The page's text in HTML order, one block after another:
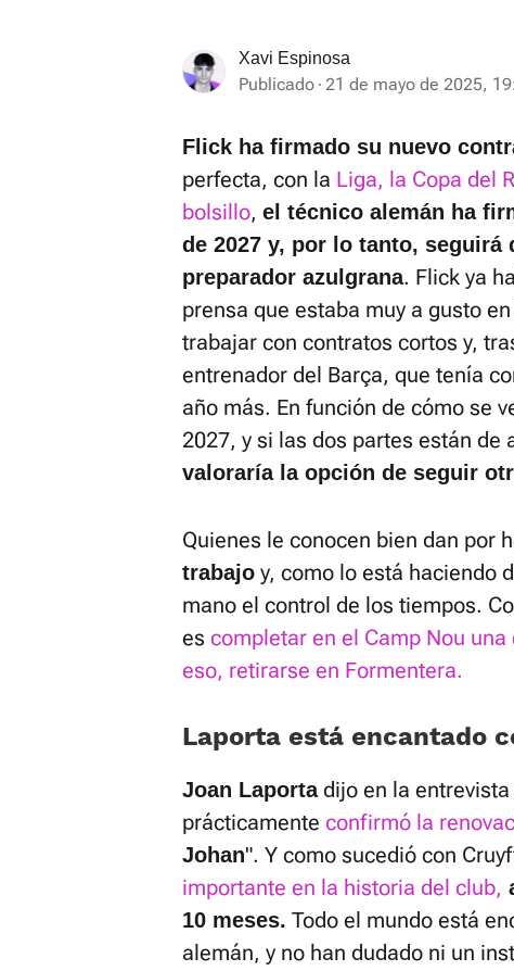
Xavi Espinosa
Publicado 21 de mayo de 2025,
Flick ha firmado su nuevo
perfecta, con la Liga, la Copa del
bolsillo, el técnico alemán ha
de 2027 y, por lo tanto, seguirá
preparador azulgrana. Flick ya
prensa que estaba muy a gusto
trabajar con contratos cortos y,
entrenador del Barça, que tenía
año más. En función de cómo se
2027, y si las dos partes están de
valoraría la opción de seguir
Quienes le conocen bien dan por
trabajo y, como lo está haciendo
mano el control de los tiempos.
es completar en el Camp Nou
eso, retirarse en Formentera.
Laporta está encantado
Joan Laportadijo en la
prácticamente confirmó la
Johan". Y como sucedió con
importante en la historia del club,
10 meses. Todo el mundo está
alemán, y no han dudado ni un